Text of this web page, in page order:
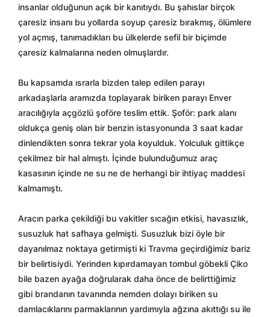
insanlar olduğunun açık bir kanıtıydı. Bu şahıslar birçok
çaresiz insanı bu yollarda soyup çaresiz bırakmış, ölümlere
yol açmış, tanımadıkları bu ülkelerde sefil bir biçimde
çaresiz kalmalarına neden olmuşlardır.
Bu kapsamda ısrarla bizden talep edilen parayı
arkadaşlarla aramızda toplayarak biriken parayı Enver
aracılığıyla açgözlü şoföre teslim ettik. Şoför: park alanı
oldukça geniş olan bir benzin istasyonunda 3 saat kadar
dinlendikten sonra tekrar yola koyulduk. Yolculuk gittikçe
çekilmez bir hal almıştı. İçinde bulunduğumuz araç
kasasının içinde ne su ne de herhangi bir ihtiyaç maddesi
kalmamıştı.
Aracın parka çekildiği bu vakitler sıcağın etkisi, havasızlık,
susuzluk hat safhaya gelmişti. Susuzluk bizi öyle bir
dayanılmaz noktaya getirmişti ki Travma geçirdiğimiz bariz
bir belirtisiydi. Yerinden kıpırdamayan tombul göbekli Çiko
bile bazen ayağa doğrularak daha önce de belirttiğimiz
gibi brandanın tavanında nemden dolayı biriken su
damlacıklarını parmaklarının yardımıyla ağzına akıttığı su ile